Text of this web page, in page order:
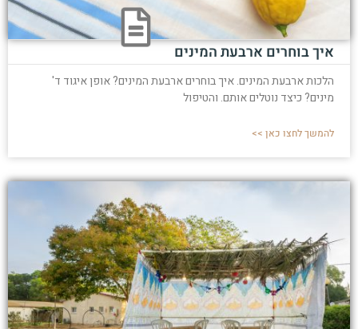
איך בוחרים ארבעת המינים
הלכות ארבעת המינים. איך בוחרים ארבעת המינים? אופן איגוד ד'
מינים? כיצד נוטלים אותם. והטיפול
להמשך לחצו כאן >>